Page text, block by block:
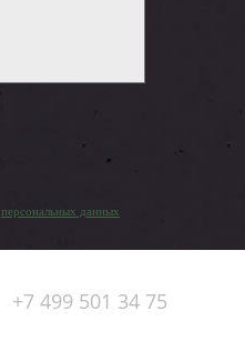
персональных данных
+7 499 501 34 75